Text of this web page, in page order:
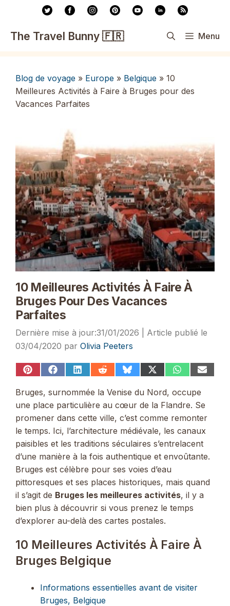
contenu
The Travel Bunny 🇫🇷 Menu
Blog de voyage » Europe » Belgique » 10
Meilleures Activités à Faire à Bruges pour des
Vacances Parfaites
10 Meilleures Activités À Faire À
Bruges Pour Des Vacances
Parfaites
31/01/2026
03/04/2020 par Olivia Peeters
ShareShare
Facebook
Share
LinkedIn
Share
Reddit
Share
Bluesky
Share
X
(Twitter)
ShareShare
Bruges, surnommée la Venise du Nord, occupe
une place particulière au cœur de la Flandre. Se
promener dans cette ville, c’est comme remonter
le temps. Ici, l’architecture médiévale, les canaux
paisibles et les traditions séculaires s’entrelacent
d’une manière à la fois authentique et envoûtante.
Bruges est célèbre pour ses voies d’eau
pittoresques et ses places historiques, mais quand
il s’agit de Bruges les meilleures activités, il y a
bien plus à découvrir si vous prenez le temps
d’explorer au-delà des cartes postales.
10 Meilleures Activités À Faire À
Bruges Belgique
Informations essentielles avant de visiter
Bruges, Belgique